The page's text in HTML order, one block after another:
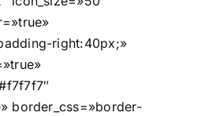
right:40px;»
border_css=»border-